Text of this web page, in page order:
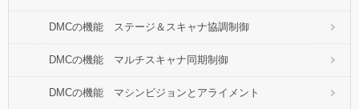
DMCの機能 ステージ＆スキャナ協調制御
DMCの機能 マルチスキャナ同期制御
DMCの機能 マシンビジョンとアライメント